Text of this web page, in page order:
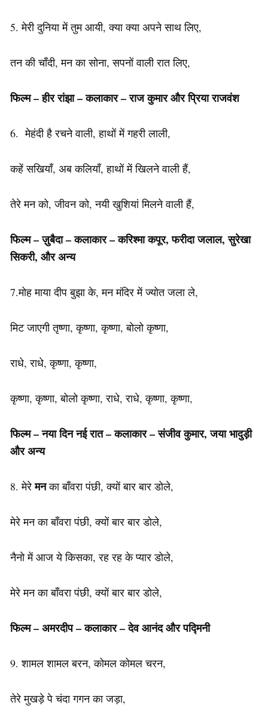
5. मेरी दुनिया में तुम आयी, क्या क्या अपने साथ लिए,
तन की चाँदी, मन का सोना, सपनों वाली रात लिए,
फिल्म – हीर रांझा – कलाकार – राज कुमार और प्रिया राजवंश
6. मेहंदी है रचने वाली, हाथों में गहरी लाली,
कहें सखियाँ, अब कलियाँ, हाथों में खिलने वाली हैं,
तेरे मन को, जीवन को, नयी खुशियां मिलने वाली हैं,
फिल्म–ज़ुबैदा–कलाकार–करिश्माकपूर,फरीदाजलाल,सुरेखा
सिकरी, और अन्य
7.मोह माया दीप बुझा के, मन मंदिर में ज्योत जला ले,
मिट जाएगी तृष्णा, कृष्णा, कृष्णा, बोलो कृष्णा,
राधे, राधे, कृष्णा, कृष्णा,
कृष्णा, कृष्णा, बोलो कृष्णा, राधे, राधे, कृष्णा, कृष्णा,
फिल्म – नया दिन नई रात – कलाकार – संजीव कुमार, जया भादुड़ी
और अन्य
8. मेरेमनका बाँवरा पंछी, क्यों बार बार डोले,
मेरे मन का बाँवरा पंछी, क्यों बार बार डोले,
नैनो में आज ये किसका, रह रह के प्यार डोले,
मेरे मन का बाँवरा पंछी, क्यों बार बार डोले,
फिल्म – अमरदीप –कलाकार– देव आनंद और पद्मिनी
9. शामल शामल बरन, कोमल कोमल चरन,
तेरे मुखड़े पे चंदा गगन का जड़ा,